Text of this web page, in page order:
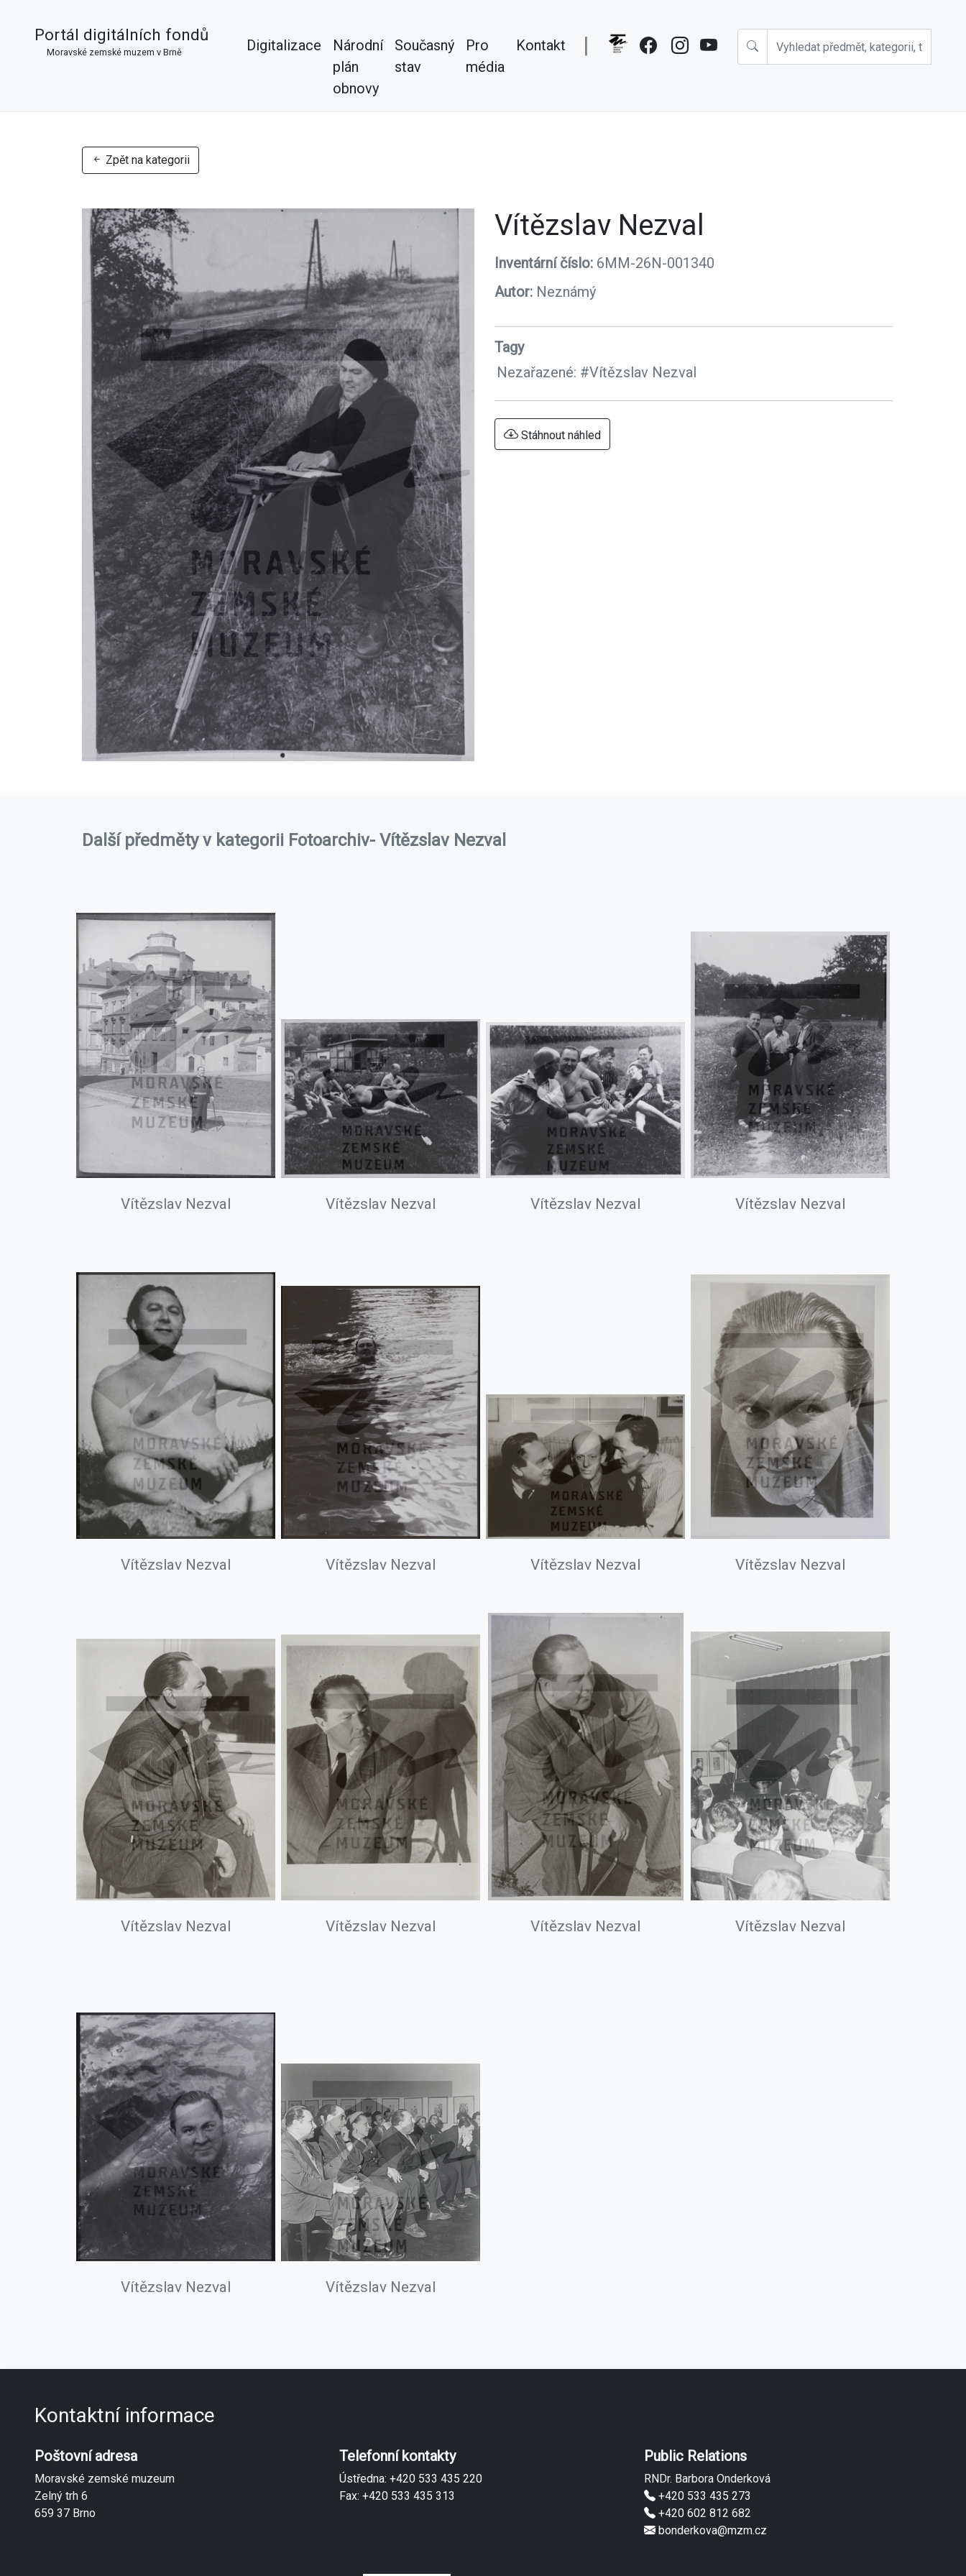
Portál digitálních fondů
Moravské zemské muzem v Brně Digitalizace
Národní
plán
obnovy
Současný
stav
Pro
média
Kontakt |
Zpět na kategorii
Vítězslav Nezval
Inventární číslo: 6MM-26N-001340
Autor: Neznámý
Tagy
Nezařazené: #Vítězslav Nezval
Stáhnout náhled
Další předměty v kategorii Fotoarchiv- Vítězslav Nezval
Vítězslav Nezval Vítězslav Nezval Vítězslav Nezval Vítězslav Nezval
Vítězslav Nezval Vítězslav Nezval Vítězslav Nezval Vítězslav Nezval
Vítězslav Nezval Vítězslav Nezval Vítězslav Nezval Vítězslav Nezval
Vítězslav Nezval Vítězslav Nezval
Kontaktní informace
Poštovní adresa
Moravské zemské muzeum
Zelný trh 6
659 37 Brno
Telefonní kontakty
Ústředna: +420 533 435 220
Fax: +420 533 435 313
Public Relations
RNDr. Barbora Onderková
+420 533 435 273
+420 602 812 682
bonderkova@mzm.cz